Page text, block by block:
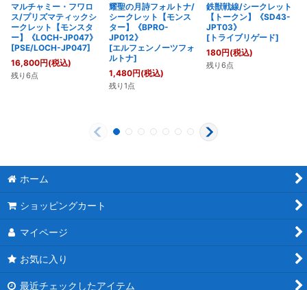
マルチャミー・フワロ
ス/プリズマティックシ
ークレット【モンスタ
ー】《LOCH-JP047》
[PSE/LOCH-JP047]
16,800円(税込)
残り6点
耀聖の月詩フォルトナ/
シークレット【モンス
ター】《BPRO-
JP012》
[エルフェンノーツフォ
ルトナ]
1,480円(税込)
残り1点
鉄獣戦線/シークレット
【トークン】《SD43-
JPT03》
[ トライブリゲード]
180円(税込)
残り6点
ホーム
ショッピングカート
マイページ
お気に入り
最近チェックしたアイテム